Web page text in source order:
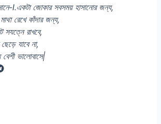
I.একটা জোকার সবসময় হাসানোর জন্য,
রেখে কাঁদার জন্য,
সযত্নে রাখবে,
যাবে না,
ভালোবাসে|